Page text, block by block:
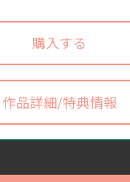
購入する
作品詳細/特典情報